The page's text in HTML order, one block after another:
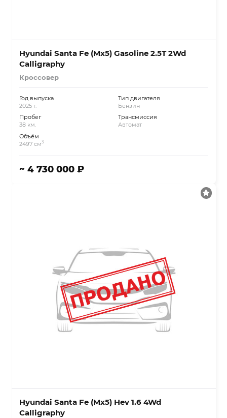
Hyundai Santa Fe (Mx5) Gasoline 2.5T 2Wd
Calligraphy
Кроссовер
Год выпуска
2025 г.
Пробег
38 км.
Объём
2497 см3
Тип двигателя
Бензин
Трансмиссия
Автомат
~ 4 730 000 ₽
Hyundai Santa Fe (Mx5) Hev 1.6 4Wd
Calligraphy